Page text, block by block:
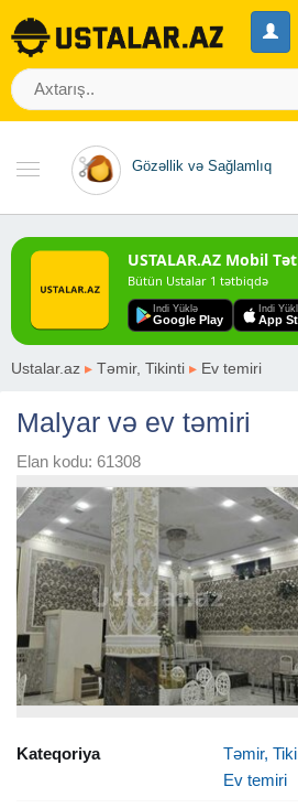
Gözəllik və Sağlamlıq
USTALAR.AZ Mobil
Bütün Ustalar 1 tətbiqdə
Indi Yüklə
Google Play
Indi
App
Ustalar.az ▸ Təmir, Tikinti ▸ Ev temiri
Malyar və ev təmiri
Elan kodu: 61308
Kateqoriya
Təmir,
Ev temiri